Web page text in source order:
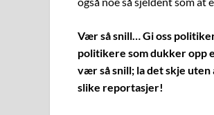
Vær så snill… Gi oss
politikere som dukker opp
vær så snill; la det skje
slike reportasjer!